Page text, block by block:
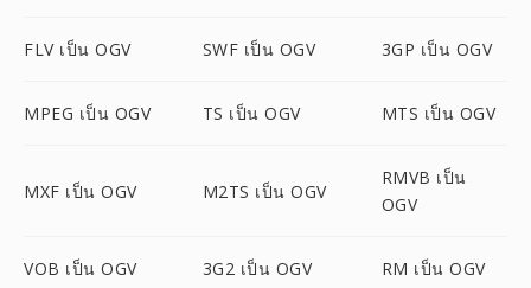
FLV เป็น OGV SWF เป็น OGV 3GP เป็น OGV
MPEG เป็น OGV TS เป็น OGV MTS เป็น OGV
MXF เป็น OGV M2TS เป็น OGV
RMVB เป็น
OGV
VOB เป็น OGV 3G2 เป็น OGV RM เป็น OGV